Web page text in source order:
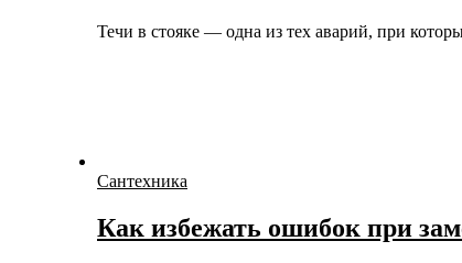
Течи в стояке — одна из тех аварий, при
Сантехника
Как избежать ошибок при